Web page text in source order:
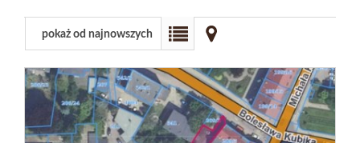
Nasz
zespół
Dlaczego
pokaż od najnowszych